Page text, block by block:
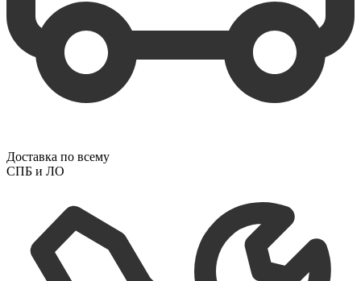
Доставка по всему
СПБ и ЛО